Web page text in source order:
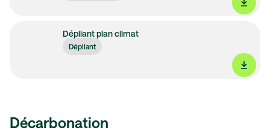
Dépliant plan climat
Dépliant
Décarbonation